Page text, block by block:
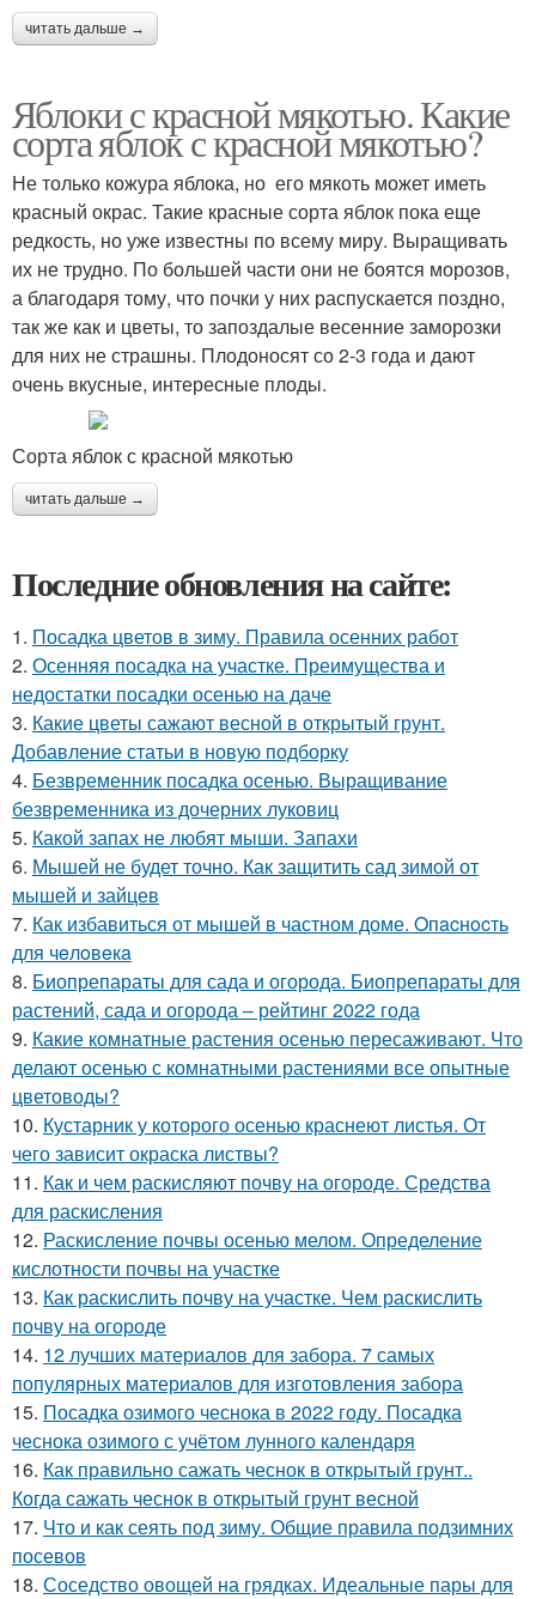
читать дальше →
Яблоки с красной мякотью. Какие
сорта яблок с красной мякотью?
Не только кожура яблока, но его мякоть может иметь
красный окрас. Такие красные сорта яблок пока еще
редкость, но уже известны по всему миру. Выращивать
их не трудно. По большей части они не боятся морозов,
а благодаря тому, что почки у них распускается поздно,
так же как и цветы, то запоздалые весенние заморозки
для них не страшны. Плодоносят со 2-3 года и дают
очень вкусные, интересные плоды.
Сорта яблок с красной мякотью
читать дальше →
Последние обновления на сайте:
1. Посадка цветов в зиму. Правила осенних работ
2. Осенняя посадка на участке. Преимущества и
недостатки посадки осенью на даче
3. Какие цветы сажают весной в открытый грунт.
Добавление статьи в новую подборку
4. Безвременник посадка осенью. Выращивание
безвременника из дочерних луковиц
5. Какой запах не любят мыши. Запахи
6. Мышей не будет точно. Как защитить сад зимой от
мышей и зайцев
7. Как избавиться от мышей в частном доме. Oпacнocть
для чeлoвeкa
8. Биопрепараты для сада и огорода. Биопрепараты для
растений, сада и огорода – рейтинг 2022 года
9. Какие комнатные растения осенью пересаживают. Что
делают осенью с комнатными растениями все опытные
цветоводы?
10. Кустарник у которого осенью краснеют листья. От
чего зависит окраска листвы?
11. Как и чем раскисляют почву на огороде. Средства
для раскисления
12. Раскисление почвы осенью мелом. Определение
кислотности почвы на участке
13. Как раскислить почву на участке. Чем раскислить
почву на огороде
14. 12 лучших материалов для забора. 7 самых
популярных материалов для изготовления забора
15. Посадка озимого чеснока в 2022 году. Посадка
чеснока озимого с учётом лунного календаря
16. Как правильно сажать чеснок в открытый грунт..
Когда сажать чеснок в открытый грунт весной
17. Что и как сеять под зиму. Общие правила подзимних
посевов
18. Соседство овощей на грядках. Идеальные пары для